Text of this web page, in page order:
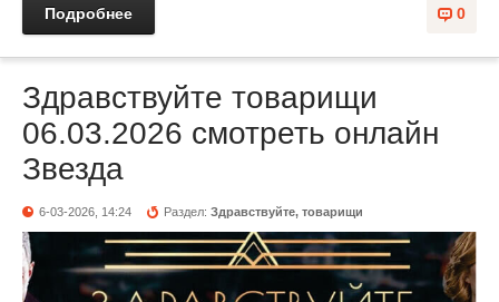
0
Подробнее
Здравствуйте товарищи
06.03.2026 смотреть онлайн
Звезда
6-03-2026, 14:24 Раздел:Здравствуйте, товарищи